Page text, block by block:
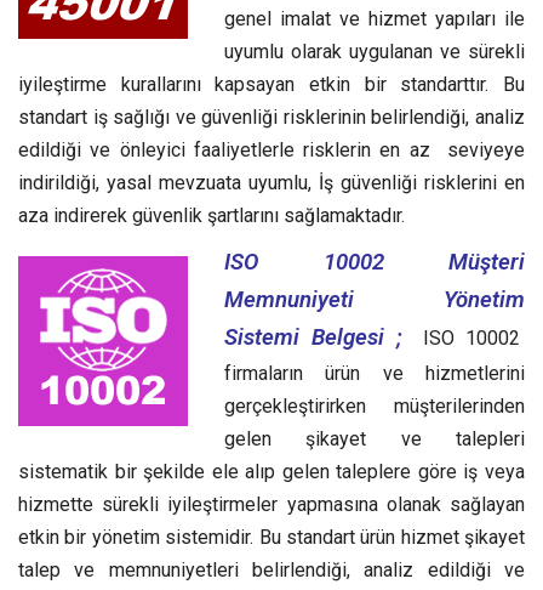
genel imalat ve hizmet yapıları ile
uyumlu olarak uygulanan ve sürekli
iyileştirme kurallarını kapsayan etkin bir standarttır.
Bu
standart iş sağlığı ve güvenliği risklerinin belirlendiği, analiz
edildiği ve önleyici faaliyetlerle risklerin en az seviyeye
indirildiği, yasal mevzuata uyumlu, İş güvenliği risklerini en
aza indirerek güvenlik şartlarını sağlamaktadır.
ISO 10002 Müşteri
Memnuniyeti Yönetim
Sistemi Belgesi ;
ISO 10002
firmaların ürün ve hizmetlerini
gerçekleştirirken müşterilerinden
gelen şikayet ve talepleri
sistematik bir şekilde ele alıp gelen taleplere göre iş veya
hizmette sürekli iyileştirmeler yapmasına olanak sağlayan
etkin bir yönetim sistemidir. Bu standart ürün hizmet şikayet
talep ve memnuniyetleri belirlendiği, analiz edildiği ve